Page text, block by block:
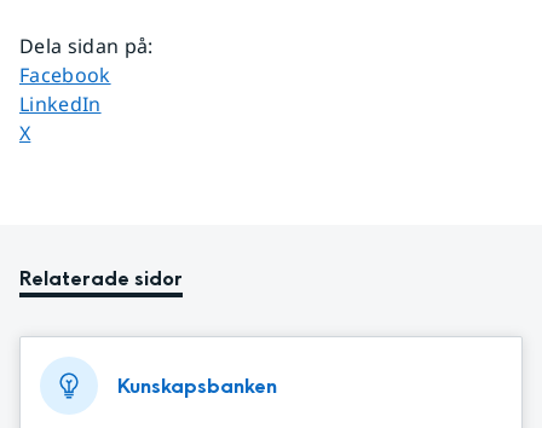
Dela sidan på:
Dela sidan på
Facebook
Dela sidan på
LinkedIn
Dela sidan på
X
Relaterade sidor
Kunskapsbanken